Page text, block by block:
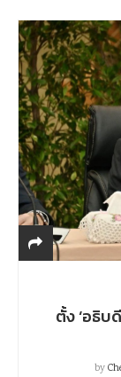
ตั้ง ‘อธิบ
by